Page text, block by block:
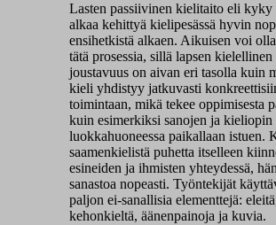
Lasten passiivinen kielitaito eli kyky
alkaa kehittyä kielipesässä hyvin
ensihetkistä alkaen. Aikuisen voi
tätä prosessia, sillä lapsen kielellinen
joustavuus on aivan eri tasolla kuin
kieli yhdistyy jatkuvasti
toimintaan, mikä tekee oppimisesta
kuin esimerkiksi sanojen ja kieliopin
luokkahuoneessa paikallaan istuen.
saamenkielistä puhetta itselleen
esineiden ja ihmisten yhteydessä,
sanastoa nopeasti. Työntekijät
paljon ei-sanallisia elementtejä:
kehonkieltä, äänenpainoja ja kuvia.